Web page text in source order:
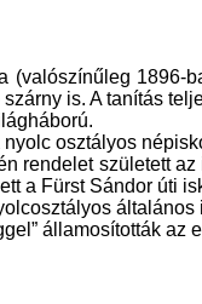
(valószínűleg 1896-
is. A tanítás
osztályos
rendelet született
a Fürst Sándor úti
államosították